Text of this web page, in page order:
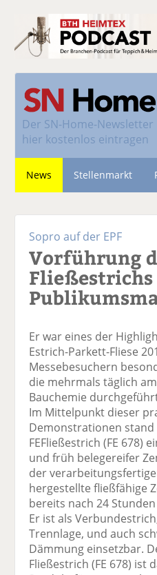
Der SN-Home-Newsletter
hier kostenlos eintragen
News Stellenmarkt
Sopro auf der EPF
Vorführung
Fließestrichs
Er war eines der
Estrich-Parkett-Fliese
Messebesuchern
die mehrmals täglich
Bauchemie
Im Mittelpunkt dieser
Demonstrationen
FEFließestrich (FE 678)
und früh belegereifer
der
hergestellte fließfähige
bereits nach 24
Er ist als
Trennlage, und auch
Dämmung einsetzbar.
Fließestrich (FE 678) ist